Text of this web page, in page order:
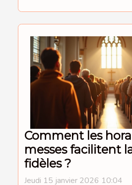
Comment les
messes facilitent
fidèles ?
Jeudi 15 janvier 2026 10:04